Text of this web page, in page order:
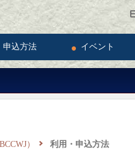
申込方法 イベント
） 利用・申込方法